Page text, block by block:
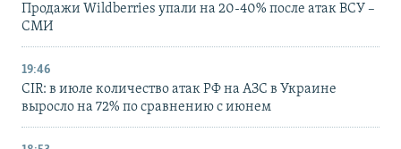
Продажи Wildberries упали на 20-40% после атак ВСУ –
СМИ
19:46
CIR: в июле количество атак РФ на АЗС в Украине
выросло на 72% по сравнению с июнем